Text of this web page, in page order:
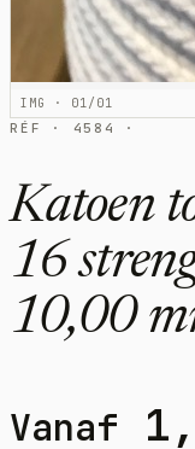
IMG · 01/01
RÉF · 4584 ·
Katoen
16
10,00
Vanaf